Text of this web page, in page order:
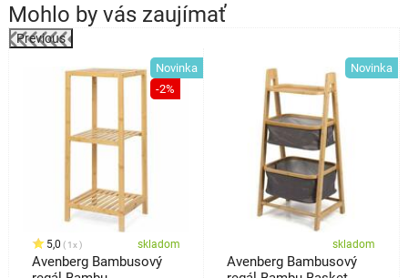
Mohlo by vás zaujímať
Previous
Novinka
-2%
5,0 1x skladom
Avenberg Bambusový
Novinka
skladom
Avenberg Bambusový